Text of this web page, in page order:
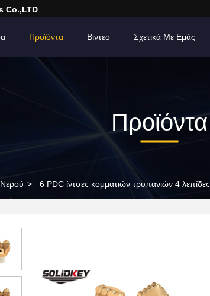
Co.,LTD
Προϊόντα Βίντεο Σχετικά Με Εμάς
Προϊόντα
> 6 PDC ίντσες κομματιών τρυπανιών 4